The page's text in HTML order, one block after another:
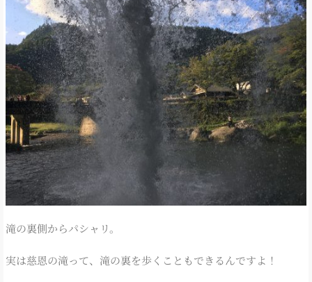
滝の裏側からパシャリ。
実は慈恩の滝って、滝の裏を歩くこともできるんですよ！